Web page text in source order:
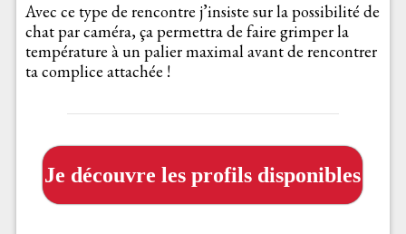
Avec ce type de rencontre j’insiste sur la possibilité de
chat par caméra, ça permettra de faire grimper la
température à un palier maximal avant de rencontrer
ta complice attachée !
Je découvre les profils disponibles